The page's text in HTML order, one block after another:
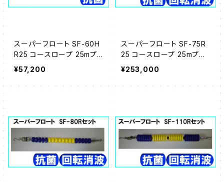
スーパーフロート SF-60H
R25 コースロープ 25mプ
ール用
¥57,200
スーパーフロート SF-75R
25 コースロープ 25mプー
ル用
¥253,000